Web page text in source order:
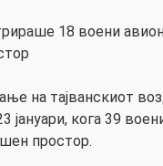
18 воени
на тајванскиот
јануари, кога 39
простор.